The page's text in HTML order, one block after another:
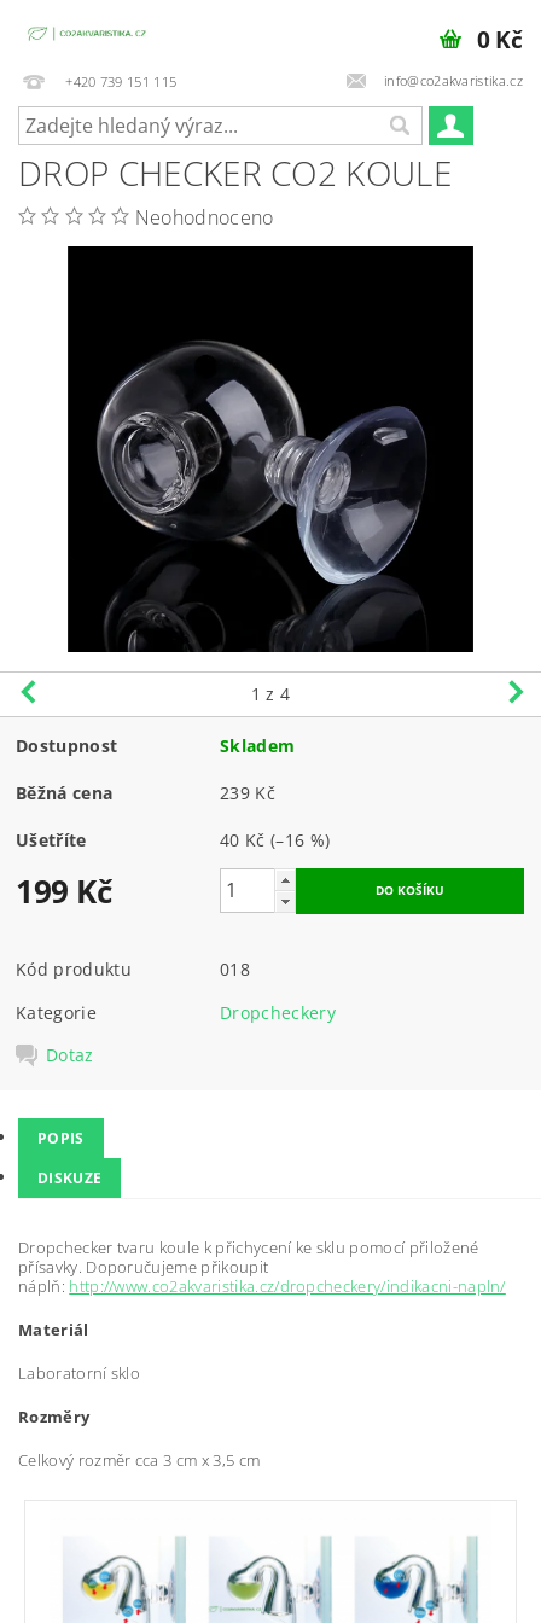
+420 739 151 115 info@co2akvaristika.cz
0 Kč
DROP CHECKER CO2 KOULE
Neohodnoceno
1 z 4
Dostupnost Skladem
Běžná cena 239 Kč
Ušetříte 40 Kč(–16 %)
199 Kč
Kód produktu
018
Kategorie
Dropcheckery
Dotaz
POPIS
DISKUZE
Dropchecker tvaru koule k přichycení ke sklu pomocí přiložené
přísavky. Doporučujeme přikoupit
náplň: http://www.co2akvaristika.cz/dropcheckery/indikacni-napln/
Materiál
Laboratorní sklo
Rozměry
Celkový rozměr cca 3 cm x 3,5 cm